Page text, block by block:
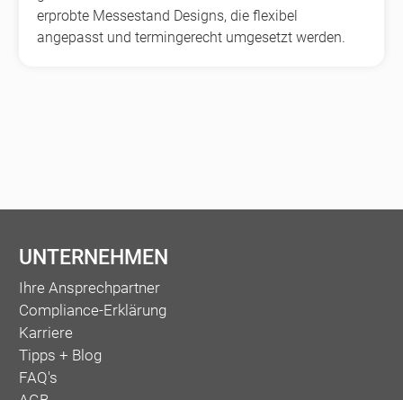
erprobte Messestand Designs, die flexibel
angepasst und termingerecht umgesetzt werden.
UNTERNEHMEN
Ihre Ansprechpartner
Compliance-Erklärung
Karriere
Tipps + Blog
FAQ's